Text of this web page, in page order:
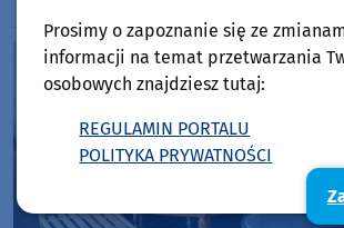
"skomplikowany algorytm
Prosimy o zapoznanie się ze
informacji na temat przetwarzania
osobowych znajdziesz tutaj:
REGULAMIN PORTALU
POLITYKA PRYWATNOŚCI